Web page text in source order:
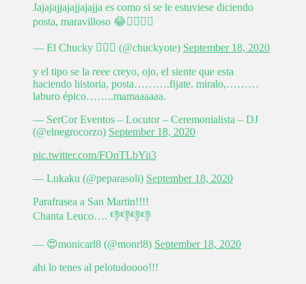
Jajajajjajajjajajja es como si se le estuviese diciendo
posta, maravilloso 😂✌🏾👏🏽
— El Chucky ✌🏾💚 (@chuckyote) September 18, 2020
y el tipo se la reee creyo, ojo, el siente que esta
haciendo historia, posta……….fijate. miralo,………
laburo épico……..mamaaaaaa.
— SerCor Eventos – Locutor – Ceremonialista – DJ
(@elnegrocorzo) September 18, 2020
pic.twitter.com/FOnTLbYii3
— Lukaku (@peparasoli) September 18, 2020
Parafrasea a San Martin!!!!
Chanta Leuco…. 👎👎👎👎
— 😍monicarl8 (@monrl8) September 18, 2020
ahi lo tenes al pelotudoooo!!!